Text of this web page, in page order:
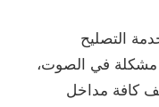
التصليح
مشكلة في الصوت،
كافة مداخل